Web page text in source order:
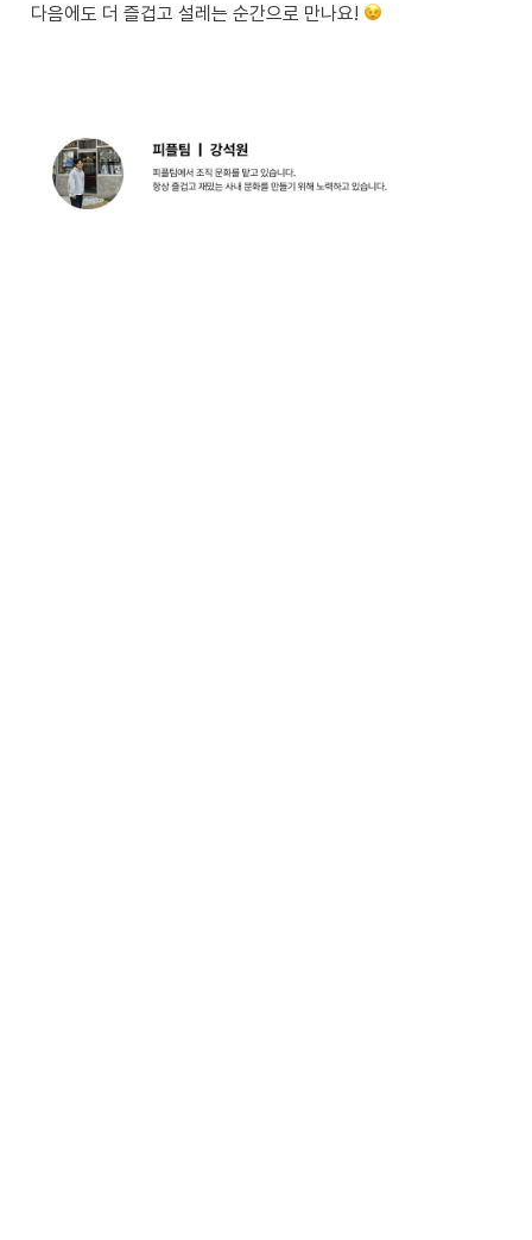
다음에도 더 즐겁고 설레는 순간으로 만나요!